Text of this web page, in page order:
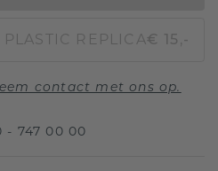
REPLICA€ 15,-
contact met ons op.
- 747 00 00